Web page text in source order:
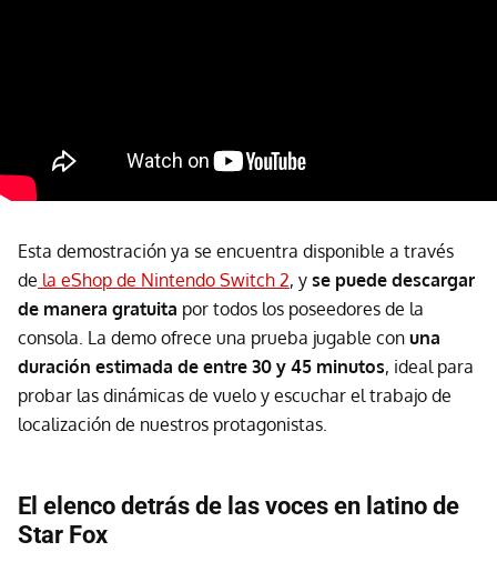
Esta demostración ya se encuentra disponible a través
de la eShop de Nintendo Switch 2, y se puede descargar
de manera gratuita por todos los poseedores de la
consola. La demo ofrece una prueba jugable con una
duración estimada de entre 30 y 45 minutos, ideal para
probar las dinámicas de vuelo y escuchar el trabajo de
localización de nuestros protagonistas.
El elenco detrás de las voces en latino de
Star Fox